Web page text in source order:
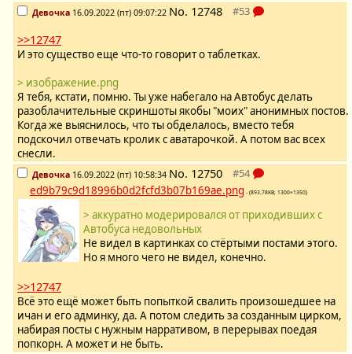
Девочка 16.09.2022 (пт) 09:07:22 No. 12748
>>12747
И это существо еще что-то говорит о таблетках.
> изображение.png
Я тебя, кстати, помню. Ты уже набегало на Автобус делать
разоблачительные скриншоты якобы "моих" анонимных постов.
Когда же выяснилось, что ты обделалось, вместо тебя
подскочил отвечать кролик с аватарочкой. А потом вас всех
снесли.
Девочка 16.09.2022 (пт) 10:58:34 No. 12750
ed9b79c9d18996b0d2fcfd3b07b169ae.png - (893.78KB, 1300×1350)
> аккуратно модерировался от приходивших с
Автобуса недовольных
Не видел в картинках со стёртыми постами этого.
Но я много чего не видел, конечно.
>>12747
Всё это ещё может быть попыткой свалить произошедшее на
ичан и его админку, да. А потом следить за созданным цирком,
набирая посты с нужным нарративом, в перерывах поедая
попкорн. А может и не быть.